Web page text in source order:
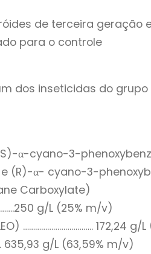
de terceira geração
para o controle
dos inseticidas do
α-cyano-3-
(R)-α- cyano-3-
Carboxylate)
g/L (25% m/v)
…………………………….. 172,24 g/
635,93 g/L (63,59% m/v)